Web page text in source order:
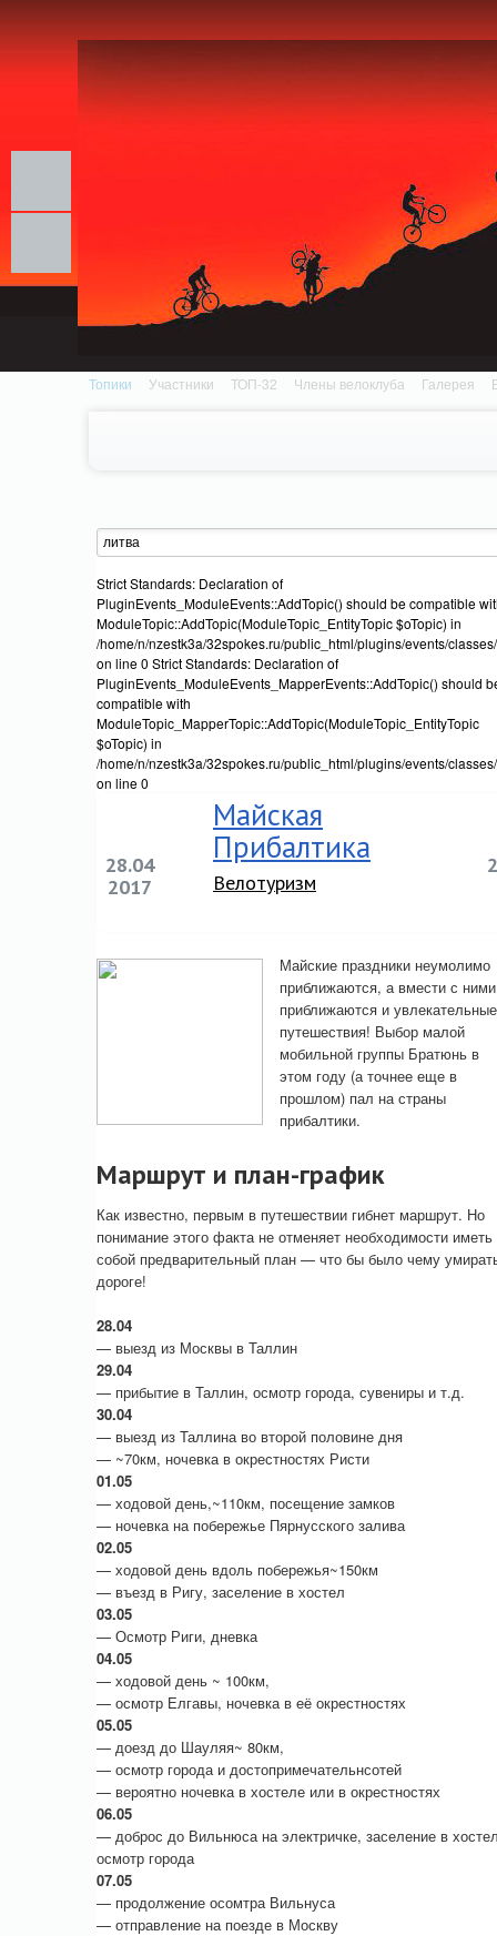
Топики Участники ТОП-32 Члены велоклуба Галерея
Strict Standards: Declaration of
PluginEvents_ModuleEvents::AddTopic() should be compatible
ModuleTopic::AddTopic(ModuleTopic_EntityTopic $oTopic) in
/home/n/nzestk3a/32spokes.ru/public_html/plugins/events/
on line 0 Strict Standards: Declaration of
PluginEvents_ModuleEvents_MapperEvents::AddTopic() should
compatible with
ModuleTopic_MapperTopic::AddTopic(ModuleTopic_EntityTopic
$oTopic) in
/home/n/nzestk3a/32spokes.ru/public_html/plugins/events/
on line 0
28.04
2017
Майская
Прибалтика
Велотуризм
2
Майские праздники неумолимо
приближаются, а вмести с ними
приближаются и увлекательные
путешествия! Выбор малой
мобильной группы Братюнь в
этом году (а точнее еще в
прошлом) пал на страны
прибалтики.
Маршрут и план-график
Как известно, первым в путешествии гибнет маршрут. Но
понимание этого факта не отменяет необходимости иметь
собой предварительный план — что бы было чему
дороге!
28.04
— выезд из Москвы в Таллин
29.04
— прибытие в Таллин, осмотр города, сувениры и т.д.
30.04
— выезд из Таллина во второй половине дня
— ~70км, ночевка в окрестностях Ристи
01.05
— ходовой день,~110км, посещение замков
— ночевка на побережье Пярнусского залива
02.05
— ходовой день вдоль побережья~150км
— въезд в Ригу, заселение в хостел
03.05
— Осмотр Риги, дневка
04.05
— ходовой день ~ 100км,
— осмотр Елгавы, ночевка в её окрестностях
05.05
— доезд до Шауляя~ 80км,
— осмотр города и достопримечательнсотей
— вероятно ночевка в хостеле или в окрестностях
06.05
— доброс до Вильнюса на электричке, заселение в
осмотр города
07.05
— продолжение осомтра Вильнуса
— отправление на поезде в Москву